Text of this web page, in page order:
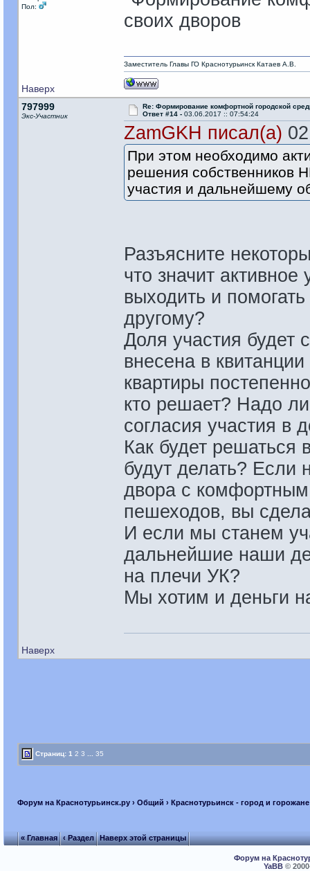
Пол:
своих дворов
Наверх
Заместитель Главы ГО Краснотурьинск Катаев А.В.
797999
Экс-Участник
Re: Формирование комфортной городской
Ответ #14 - 03.06.2017 :: 07:54:24
ZamGKH писал(а)
При этом необходимо
решения собственников
участия и дальнейшему
Разъясните
что значит
выходить и
другому?
Доля участия будет
внесена в
квартиры
кто решает? Надо
согласия участия в
Как будет решаться
будут делать? Если
двора с комфортным
пешеходов, вы
И если мы станем
дальнейшие наши
на плечи УК?
Мы хотим и деньги
Наверх
Страниц: 1 2 3 35
Форум на Краснотурьинск.ру› Общий › Краснотурьинск - город и горожане
« Главная ‹ Раздел Наверх этой страницы
Форум на
YaBB©